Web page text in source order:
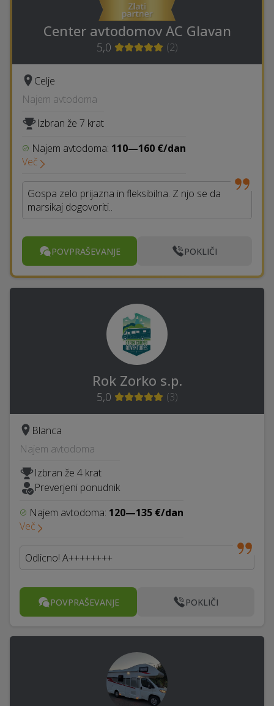
Center avtodomov AC Glavan
5,0 (2)
Celje
Najem avtodoma
Izbran že 7 krat
Najem avtodoma: 110—160 €/dan
Več
Gospa zelo prijazna in fleksibilna. Z njo se da
marsikaj dogovoriti..
POVPRAŠEVANJE POKLIČI
Rok Zorko s.p.
5,0 (3)
Blanca
Najem avtodoma
Izbran že 4 krat
Preverjeni ponudnik
Najem avtodoma: 120—135 €/dan
Več
Odlicno! A++++++++
POVPRAŠEVANJE POKLIČI